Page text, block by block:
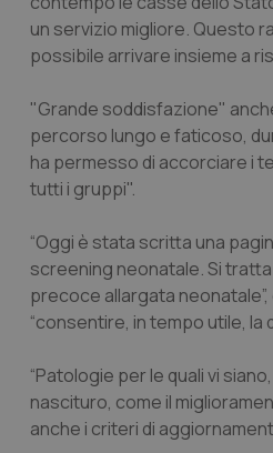
un servizio migliore. Questo
possibile arrivare insieme a
"Grande soddisfazione"
percorso lungo e faticoso,
ha permesso di accorciare i
tutti i gruppi".
“Oggi è stata scritta una
screening neonatale. Si
precoce allargata
“consentire, in tempo utile,
“Patologie per le quali vi
nascituro, come il
anche i criteri di